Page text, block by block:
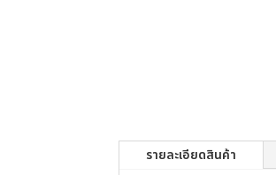
รายละเอียดสินค้า